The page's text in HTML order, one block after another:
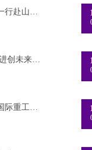
济南市政协副主席姜明一行赴山东圣翰财贸职业学
励志笃行逐青春 感恩奋进创未来——山东圣翰财贸
智能工学院赴福田雷沃国际重工股份有限公司开展